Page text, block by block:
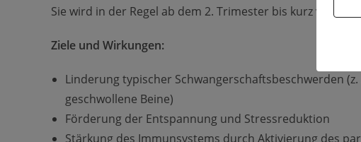
Sie wird in der Regel ab dem 2. Trimester bis kurz vor der
Ziele und Wirkungen:
Linderung typischer Schwangerschaftsbeschwerden
geschwollene Beine)
Förderung der Entspannung und Stressreduktion
Stärkung des Immunsystems durch Aktivierung des